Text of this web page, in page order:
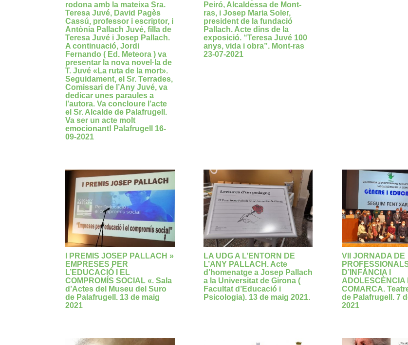
rodona amb la mateixa Sra.
Teresa Juvé, David Pagès
Cassú, professor i escriptor, i
Antònia Pallach Juvé, filla de
Teresa Juvé i Josep Pallach.
A continuació, Jordi
Fernando ( Ed. Meteora ) va
presentar la nova novel·la de
T. Juvé «La ruta de la mort».
Seguidament, el Sr. Terrades,
Comissari de l’Any Juvé, va
dedicar unes paraules a
l’autora. Va concloure l’acte
el Sr. Alcalde de Palafrugell.
Va ser un acte molt
emocionant! Palafrugell 16-
09-2021
Peiró, Alcaldessa de Mont-
ras, i Josep Maria Soler,
president de la fundació
Pallach. Acte dins de la
exposició. “Teresa Juvé 100
anys, vida i obra”. Mont-ras
23-07-2021
I PREMIS JOSEP PALLACH »
EMPRESES PER
L’EDUCACIÓ I EL
COMPROMÍS SOCIAL «. Sala
d’Actes del Museu del Suro
de Palafrugell. 13 de maig
2021
LA UDG A L’ENTORN DE
L’ANY PALLACH. Acte
d’homenatge a Josep Pallach
a la Universitat de Girona (
Facultat d’Educació i
Psicologia). 13 de maig 2021.
VII JORNADA DE
D’INFÀNCIA I
ADOLESCÈNCIA
COMARCA.
de Palafrugell. 7
2021